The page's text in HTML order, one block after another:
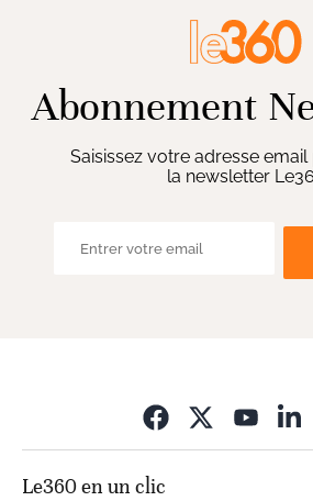
Abonnement
Saisissez votre adresse
la newsletter
Le360 en un clic